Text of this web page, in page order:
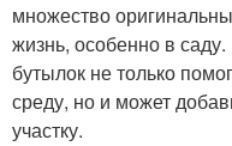
множество
жизнь, особенно в
бутылок не только
среду, но и может
участку.